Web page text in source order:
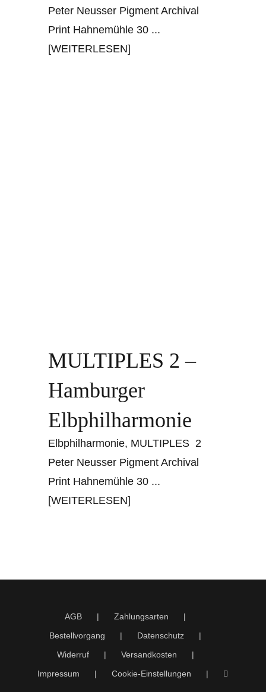
Peter Neusser Pigment Archival
Print Hahnemühle 30 ...
[WEITERLESEN]
MULTIPLES 2 –
Hamburger
Elbphilharmonie
Elbphilharmonie, MULTIPLES 2
Peter Neusser Pigment Archival
Print Hahnemühle 30 ...
[WEITERLESEN]
AGB
Zahlungsarten
Bestellvorgang
Datenschutz
Widerruf
Versandkosten
Impressum
Cookie-Einstellungen